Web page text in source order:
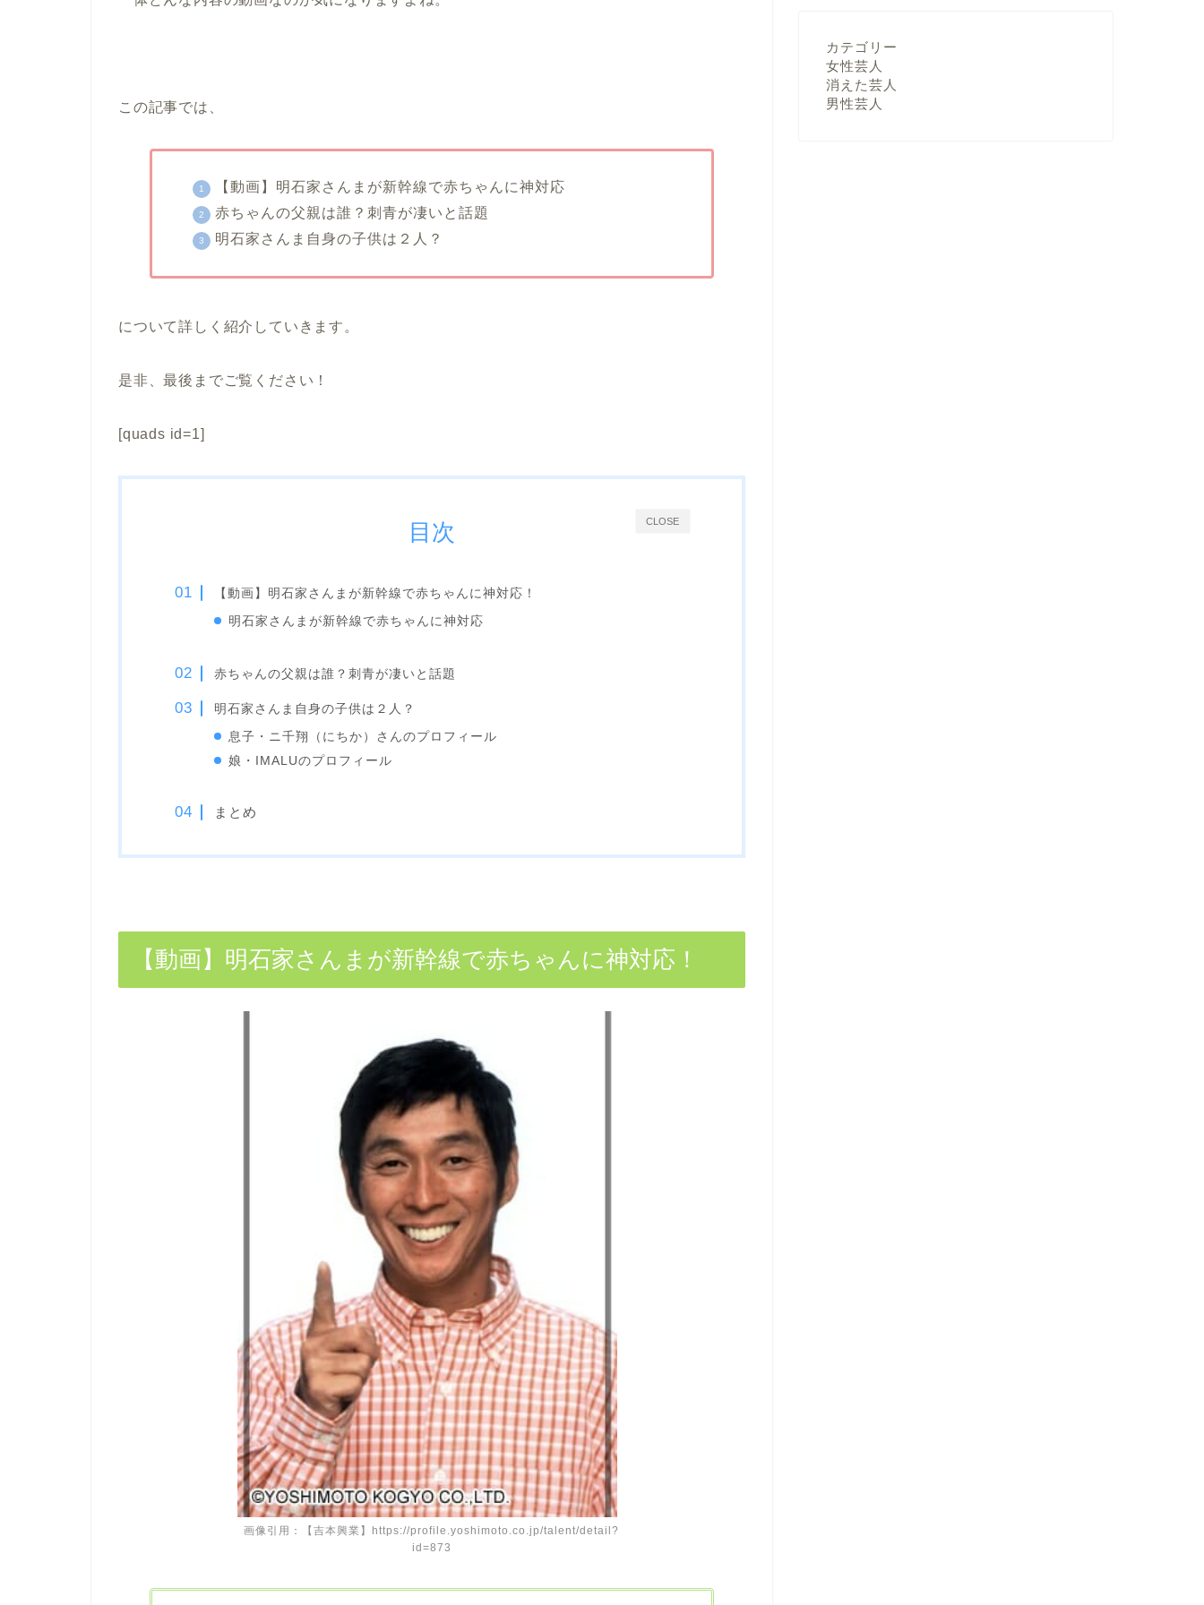
この記事では、
【動画】明石家さんまが新幹線で赤ちゃんに神対応
赤ちゃんの父親は誰？刺青が凄いと話題
明石家さんま自身の子供は２人？
について詳しく紹介していきます。
是非、最後までご覧ください！
[quads id=1]
CLOSE
目次
【動画】明石家さんまが新幹線で赤ちゃんに神対応！
明石家さんまが新幹線で赤ちゃんに神対応
赤ちゃんの父親は誰？刺青が凄いと話題
明石家さんま自身の子供は２人？
息子・ニ千翔（にちか）さんのプロフィール
娘・IMALUのプロフィール
まとめ
【動画】明石家さんまが新幹線で赤ちゃんに神対応！
画像引用：【吉本興業】https://profile.yoshimoto.co.jp/talent/detail?
id=873
カテゴリー
女性芸人
消えた芸人
男性芸人